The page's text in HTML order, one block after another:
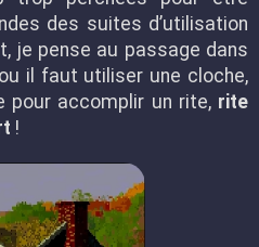
des suites d’utilisation
je pense au passage dans
il faut utiliser une cloche,
pour accomplir un rite,rite
!